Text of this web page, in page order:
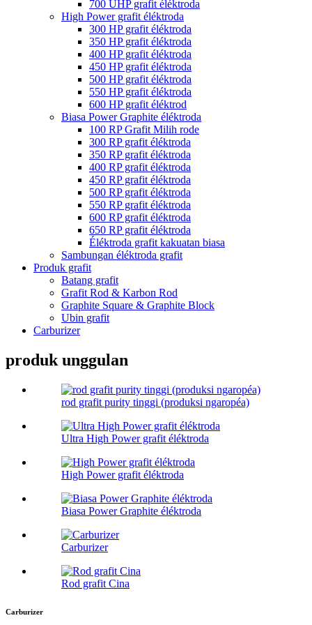
700 UHP grafit éléktroda
High Power grafit éléktroda
300 HP grafit éléktroda
350 HP grafit éléktroda
400 HP grafit éléktroda
450 HP grafit éléktroda
500 HP grafit éléktroda
550 HP grafit éléktroda
600 HP grafit éléktrod
Biasa Power Graphite éléktroda
100 RP Grafit Milih rode
300 RP grafit éléktroda
350 RP grafit éléktroda
400 RP grafit éléktroda
450 RP grafit éléktroda
500 RP grafit éléktroda
550 RP grafit éléktroda
600 RP grafit éléktroda
650 RP grafit éléktroda
Éléktroda grafit kakuatan biasa
Sambungan éléktroda grafit
Produk grafit
Batang grafit
Grafit Rod & Karbon Rod
Graphite Square & Graphite Block
Ubin grafit
Carburizer
produk unggulan
rod grafit purity tinggi (produksi ngaropéa)
Ultra High Power grafit éléktroda
High Power grafit éléktroda
Biasa Power Graphite éléktroda
Carburizer
Rod grafit Cina
Carburizer